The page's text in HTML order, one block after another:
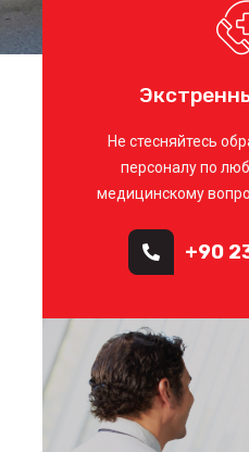
Не стесняйтесь
персоналу по
медицинскому
+90